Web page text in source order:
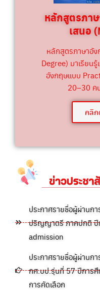
หลักสูตรภา
เสนอ
หลักสูตรภาษาอัง
Degree) มาเรียน
อังกฤษแบบ
20–30 ค
คลิ
ประกาศรายชื่อผู้ผ่านก
ปริญญาตรี ภาคปกติ ปี
admission
ประกาศรายชื่อผู้ผ่านก
กศ.บป.รุ่นที่ 57 ปีการ
การคัดเลือก